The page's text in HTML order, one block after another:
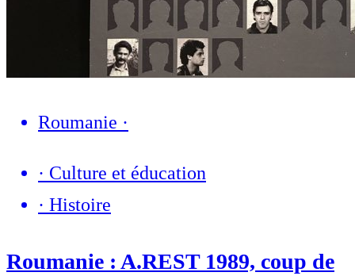
Roumanie ·
· Culture et éducation
· Histoire
Roumanie : A.REST 1989, coup de